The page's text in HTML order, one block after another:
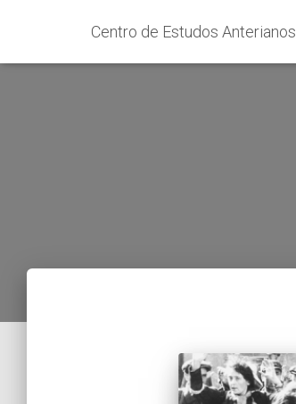
Centro de Estudos Anterianos